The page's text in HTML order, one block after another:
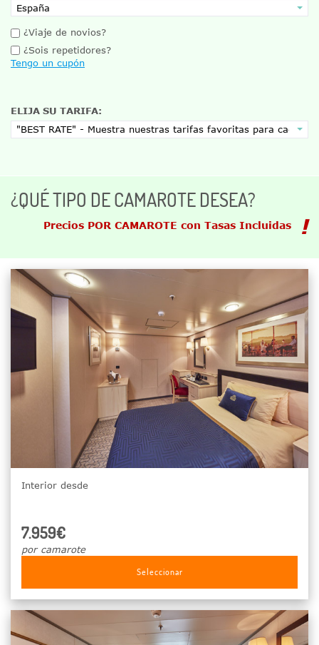
¿Viaje de novios?
¿Sois repetidores?
Tengo un cupón
ELIJA SU TARIFA:
¿QUÉ TIPO DE CAMAROTE DESEA?
Precios POR CAMAROTE con Tasas Incluidas
Interior desde
7.959€
por camarote
Seleccionar